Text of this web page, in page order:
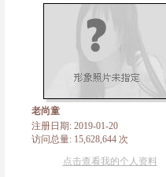
老尚童
注册日期: 2019-01-20
访问总量: 15,628,644 次
点击查看我的个人资料